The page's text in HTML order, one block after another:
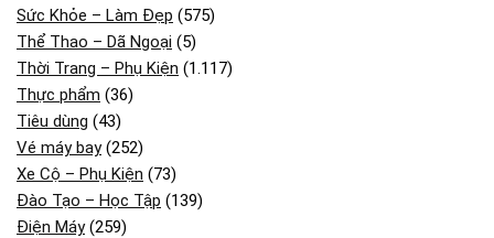
Sức Khỏe – Làm Đẹp (575)
Thể Thao – Dã Ngoại (5)
Thời Trang – Phụ Kiện (1.117)
Thực phẩm (36)
Tiêu dùng (43)
Vé máy bay(252)
Xe Cộ – Phụ Kiện (73)
Đào Tạo – Học Tập (139)
Điện Máy(259)